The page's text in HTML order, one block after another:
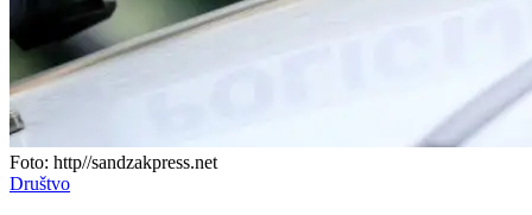
Foto: http//sandzakpress.net
Društvo